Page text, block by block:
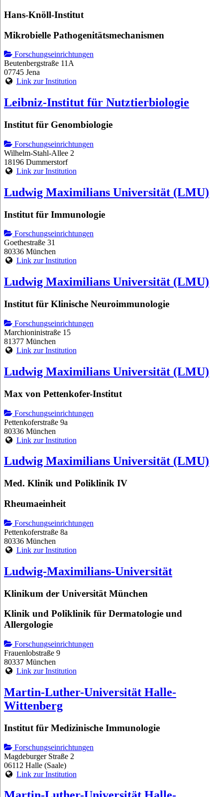
Hans-Knöll-Institut
Mikrobielle Pathogenitätsmechanismen
Forschungseinrichtungen
Beutenbergstraße 11A
07745 Jena
Link zur Institution
Leibniz-Institut für Nutztierbiologie
Institut für Genombiologie
Forschungseinrichtungen
Wilhelm-Stahl-Allee 2
18196 Dummerstorf
Link zur Institution
Ludwig Maximilians Universität (LMU)
Institut für Immunologie
Forschungseinrichtungen
Goethestraße 31
80336 München
Link zur Institution
Ludwig Maximilians Universität (LMU)
Institut für Klinische Neuroimmunologie
Forschungseinrichtungen
Marchioninistraße 15
81377 München
Link zur Institution
Ludwig Maximilians Universität (LMU)
Max von Pettenkofer-Institut
Forschungseinrichtungen
Pettenkoferstraße 9a
80336 München
Link zur Institution
Ludwig Maximilians Universität (LMU)
Med. Klinik und Poliklinik IV
Rheumaeinheit
Forschungseinrichtungen
Pettenkoferstraße 8a
80336 München
Link zur Institution
Ludwig-Maximilians-Universität
Klinikum der Universität München
Klinik und Poliklinik für Dermatologie und
Allergologie
Forschungseinrichtungen
Frauenlobstraße 9
80337 München
Link zur Institution
Martin-Luther-Universität Halle-
Wittenberg
Institut für Medizinische Immunologie
Forschungseinrichtungen
Magdeburger Straße 2
06112 Halle (Saale)
Link zur Institution